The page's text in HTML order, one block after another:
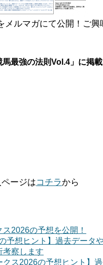
メルマガにて公開！ご興
馬最強の法則Vol.4」に掲
ージはコチラ から
2026の予想を公開！
予想ヒント】過去データ
考察します
クス2026の予想ヒント】